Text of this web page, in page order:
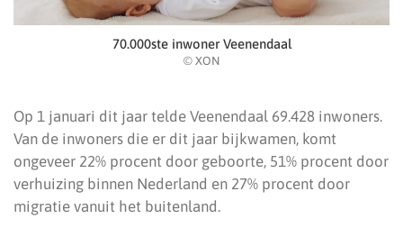
70.000ste inwoner Veenendaal
© XON
Op 1 januari dit jaar telde Veenendaal 69.428 inwoners.
Van de inwoners die er dit jaar bijkwamen, komt
ongeveer 22% procent door geboorte, 51% procent door
verhuizing binnen Nederland en 27% procent door
migratie vanuit het buitenland.